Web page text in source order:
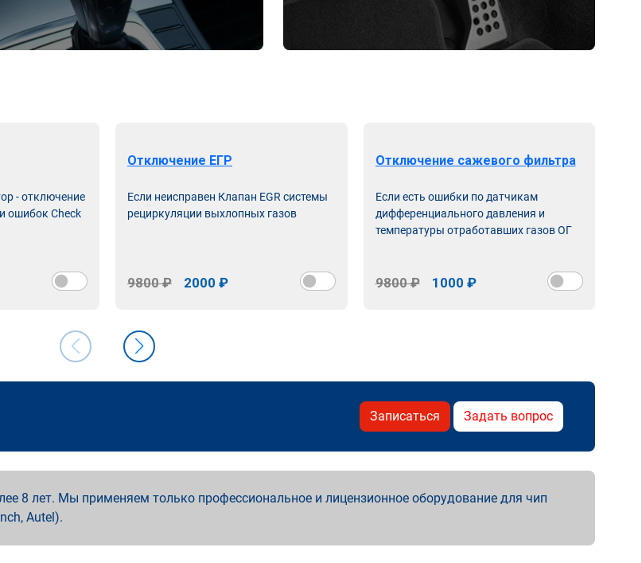
- отключение
ошибок Check
Отключение ЕГР
Если неисправен Клапан EGR системы
рециркуляции выхлопных газов
9800 ₽ 2000 ₽
Отключение сажевого фильтра
Если есть ошибки по датчикам
дифференциального давления и
температуры отработавших газов ОГ
9800 ₽ 1000 ₽
Записаться Задать вопрос
8 лет. Мы применяем только профессиональное и лицензионное оборудование для чип
Autel).